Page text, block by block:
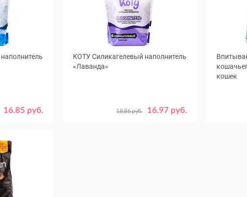
16.85 руб.
4.5
20
КОТУ Силикагелевый наполнитель
«Лаванда»
16.97 руб.
18.86 руб. 4 8
кошек